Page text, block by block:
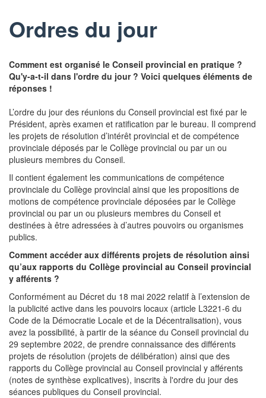
Ordres du jour
Comment est organisé le Conseil provincial en pratique ?
Qu'y-a-t-il dans l'ordre du jour ? Voici quelques éléments de
réponses !
L’ordre du jour des réunions du Conseil provincial est fixé par le
Président, après examen et ratification par le bureau. Il comprend
les projets de résolution d’intérêt provincial et de compétence
provinciale déposés par le Collège provincial ou par un ou
plusieurs membres du Conseil.
Il contient également les communications de compétence
provinciale du Collège provincial ainsi que les propositions de
motions de compétence provinciale déposées par le Collège
provincial ou par un ou plusieurs membres du Conseil et
destinées à être adressées à d’autres pouvoirs ou organismes
publics.
Comment accéder aux différents projets de résolution ainsi
qu’aux rapports du Collège provincial au Conseil provincial
y afférents ?
Conformément au Décret du 18 mai 2022 relatif à l’extension de
la publicité active dans les pouvoirs locaux (article L3221-6 du
Code de la Démocratie Locale et de la Décentralisation), vous
avez la possibilité, à partir de la séance du Conseil provincial du
29 septembre 2022, de prendre connaissance des différents
projets de résolution (projets de délibération) ainsi que des
rapports du Collège provincial au Conseil provincial y afférents
(notes de synthèse explicatives), inscrits à l'ordre du jour des
séances publiques du Conseil provincial.